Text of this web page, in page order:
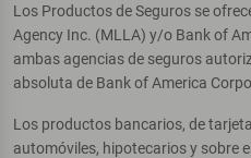
Los Productos de Seguros se
Agency Inc. (MLLA) y/o Bank of
ambas agencias de seguros
absoluta de Bank of America
Los productos bancarios, de
automóviles, hipotecarios y sobre